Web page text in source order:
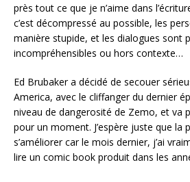
près tout ce que je n’aime dans
c’est décompressé au possible, les
manière stupide, et les dialogues sont
incompréhensibles ou hors contexte…
Ed Brubaker a décidé de secouer
America, avec le cliffanger du dernier
niveau de dangerosité de Zemo, et va
pour un moment. J’espère juste que la
s’améliorer car le mois dernier, j’ai
lire un comic book produit dans les